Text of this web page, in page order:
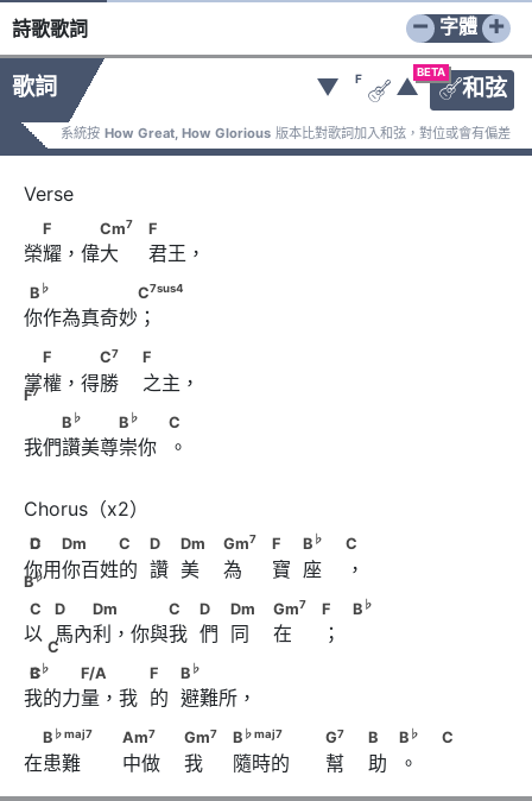
詩歌歌詞 − +
字體
歌詞
BETA
和弦
▼ F
 ▲
系統按 How Great, How Glorious 版本比對歌詞加入和弦，對位或會有偏差
F　 　Cm7 F
F Cm7 F
榮耀，偉大     君王，
B♭ C7
B ♭ C7sus4
你作為真奇妙；
F　 　C7 F　　  F
F C7 F
F7
掌權，得勝    之主，
B ♭ B ♭ C
B ♭ B ♭ C
我們讚美尊崇你  。
CD　　Dm　　　C　            D　            Dm
Gm7
F
B♭ C  B ♭
C
D Dm C D Dm Gm7 F B ♭ C
B♭
你用你百姓的  讚  美    為     寶  座    ，
C　            D　　Dm　 　　C　            D
Dm　                        Gm
F             B
C D Dm C D Dm Gm7 F B ♭
C
以  馬內利，你與我  們  同    在     ；
CB
F/A　 　            F　            B
C
B♭ F/A F B ♭
我的力量，我  的  避難所，
B ♭maj Am
Gm7
B ♭maj7 Am7 Gm7 B ♭maj7 G7 B B ♭ C
在患難       中做    我     隨時的      幫    助  。